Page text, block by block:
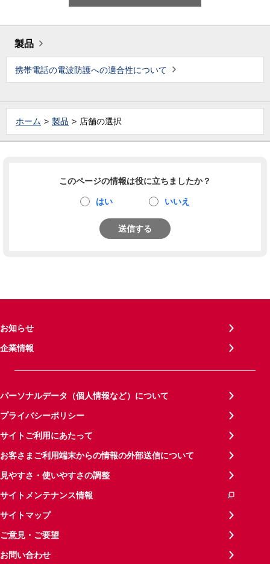
製品
携帯電話の電波防護への適合性について
ホーム 製品 店舗の選択
このページの情報は役に立ちましたか？
はい いいえ
送信する
お知らせ
企業情報
パーソナルデータ（個人情報など）について
プライバシーポリシー
サイトご利用にあたって
お客さまご利用端末からの情報の外部送信について
見やすさ・使いやすさの調整
サイトメンテナンス情報
サイトマップ
ご意見・ご要望
お問い合わせ